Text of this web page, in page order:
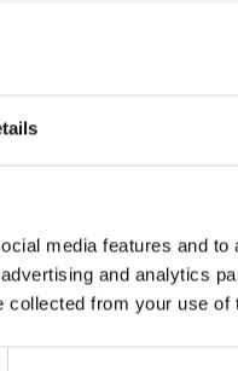
media features and
and analytics
collected from your use
asiakirjasta 1.2-
www.ymparisto.fi/